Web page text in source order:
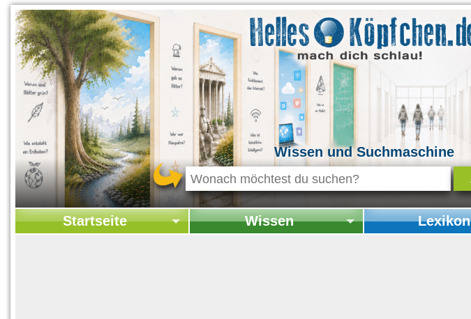
Wissen und Suchmaschine
Startseite Wissen Lexikon